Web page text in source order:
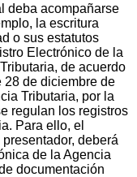
deba acompañarse
la escritura
o sus estatutos
Electrónico de la
de acuerdo
de diciembre de
Tributaria, por la
regulan los registros
Para ello, el
deberá
de la Agencia
documentación